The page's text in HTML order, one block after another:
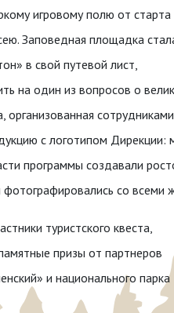
игровому полю от старта
Заповедная площадка
в свой путевой лист,
на один из вопросов о
организованная
с логотипом Дирекции:
программы создавали
со
туристского квеста,
призы от партнеров
и национального парка